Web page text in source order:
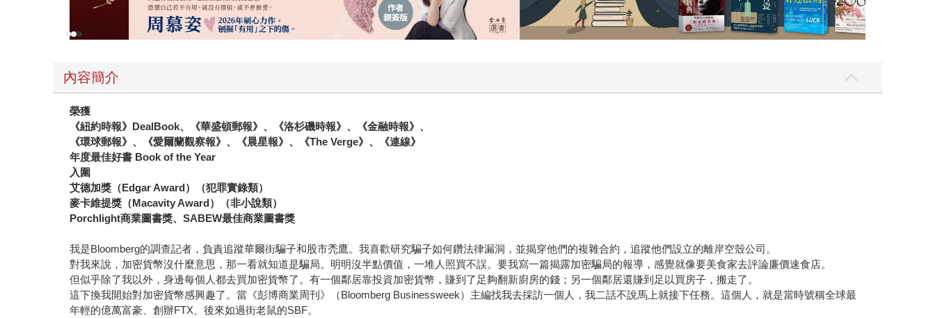
內容簡介
榮獲
《紐約時報》DealBook、《華盛頓郵報》、《洛杉磯時報》、《金融時報》、
《環球郵報》、《愛爾蘭觀察報》、《晨星報》、《The Verge》、《連線》
年度最佳好書 Book of the Year
入圍
艾德加獎（Edgar Award）（犯罪實錄類）
麥卡維提獎（Macavity Award）（非小說類）
Porchlight商業圖書獎、SABEW最佳商業圖書獎
我是Bloomberg的調查記者，負責追蹤華爾街騙子和股市禿鷹。我喜歡研究騙子如何鑽法律漏洞，並揭穿他們的複雜合約，追蹤他們設立的離岸空殼公司。
對我來說，加密貨幣沒什麼意思，那一看就知道是騙局。明明沒半點價值，一堆人照買不誤。要我寫一篇揭露加密騙局的報導，感覺就像要美食家去評論廉價速食店。
但似乎除了我以外，身邊每個人都去買加密貨幣了。有一個鄰居靠投資加密貨幣，賺到了足夠翻新廚房的錢；另一個鄰居還賺到足以買房子，搬走了。
這下換我開始對加密貨幣感興趣了。當《彭博商業周刊》（Bloomberg Businessweek）主編找我去採訪一個人，我二話不說馬上就接下任務。這個人，就是當時號稱全球最
年輕的億萬富豪、創辦FTX、後來如過街老鼠的SBF。